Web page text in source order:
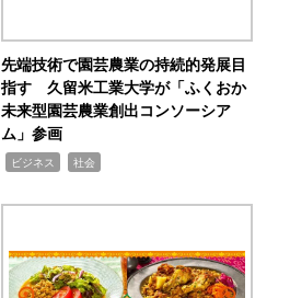
先端技術で園芸農業の持続的発展目
指す 久留米工業大学が「ふくおか
未来型園芸農業創出コンソーシア
ム」参画
ビジネス 社会